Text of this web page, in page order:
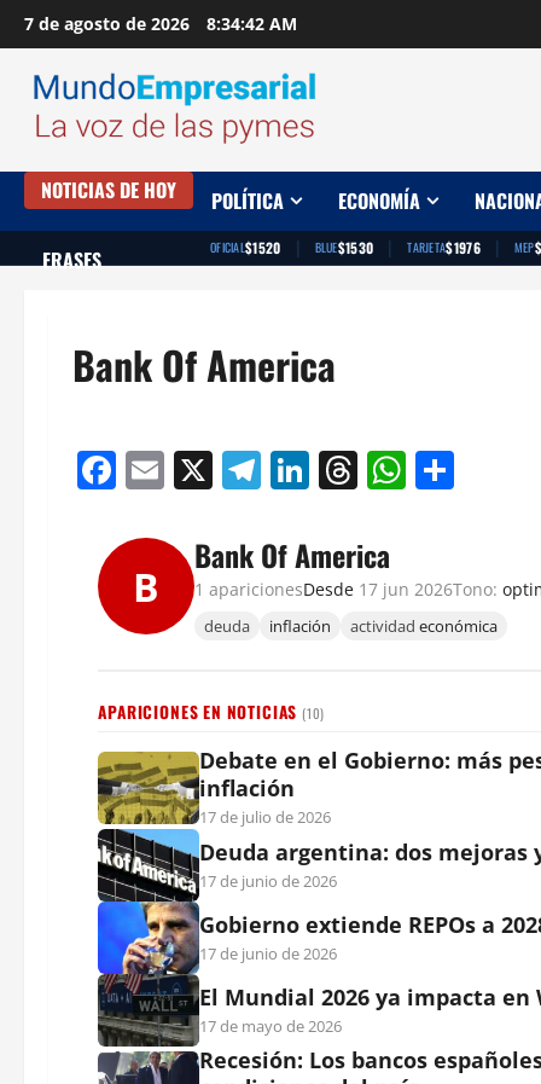
Saltar
al
contenido
7 de agosto de 2026 8:34:43 AM
NOTICIAS DE HOY POLÍTICA ECONOMÍA
FRASES OFICIAL$1520 | BLUE$1530 | TARJETA$1976 | MEP
Bank Of America
Facebook
Email
X Telegram
LinkedIn
Threads
B
Bank Of America
1 aparicionesDesde 17 jun 2026Tono:
deuda inflación actividadeconómica
APARICIONES EN NOTICIAS (10)
Debate en el Gobierno: más
inflación
17 de julio de 2026
Deuda argentina: dos mejoras
17 de junio de 2026
Gobierno extiende REPOs a
17 de junio de 2026
El Mundial 2026 ya impacta en
17 de mayo de 2026
Recesión: Los bancos